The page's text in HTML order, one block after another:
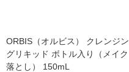
ORBIS（オルビス） クレンジン
グリキッド ボトル入り（メイク
落とし） 150mL